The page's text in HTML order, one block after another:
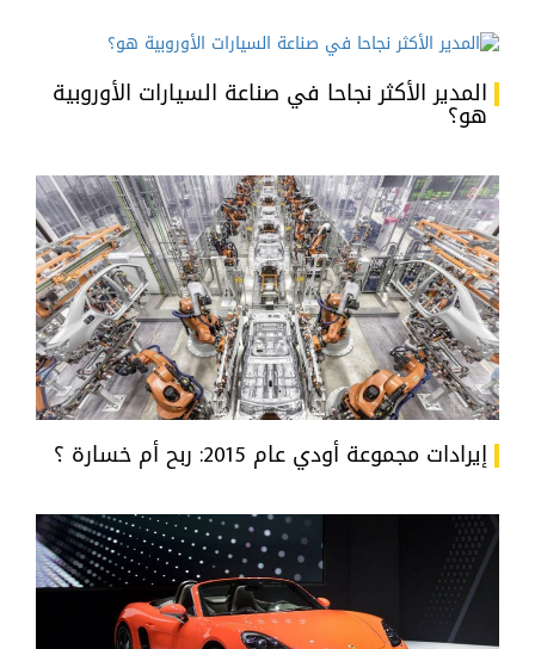
المدير الأكثر نجاحا في صناعة السيارات الأوروبية
هو؟
إيرادات مجموعة أودي عام 2015: ربح أم خسارة ؟